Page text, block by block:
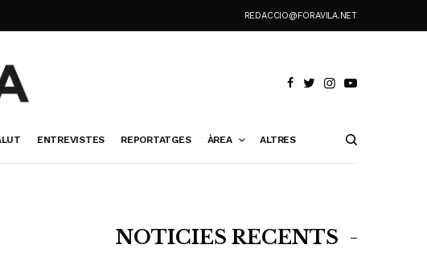
REDACCIO@FORAVILA.NET
ENTREVISTES REPORTATGES ÀREA ALTRES
NOTÍCIES RECENTS